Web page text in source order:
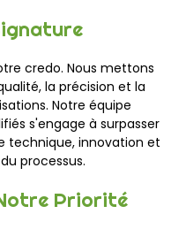
credo. Nous mettons
la précision et la
Notre équipe
s'engage à surpasser
technique, innovation et
processus.
Priorité